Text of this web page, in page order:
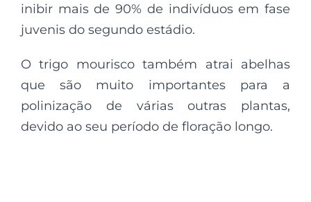
inibir mais de 90% de indivíduos em fase
juvenis do segundo estádio.
O trigo mourisco também atrai abelhas
que são muito importantes para a
polinização de várias outras plantas,
devido ao seu período de floração longo.